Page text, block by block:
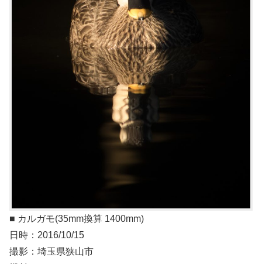
■ カルガモ(35mm換算 1400mm)
日時：2016/10/15
撮影：埼玉県狭山市